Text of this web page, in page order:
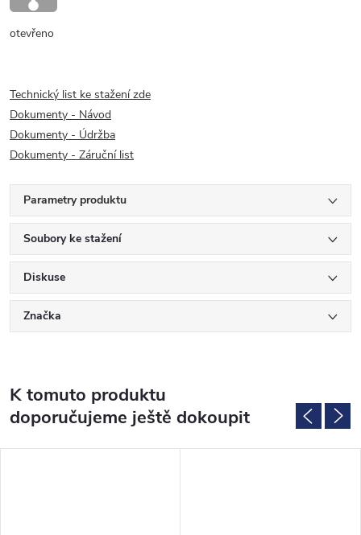
otevřeno
Technický list ke stažení zde
Dokumenty - Návod
Dokumenty - Údržba
Dokumenty - Záruční list
Parametry produktu
Soubory ke stažení
Diskuse
Značka
K tomuto produktu
doporučujeme ještě dokoupit